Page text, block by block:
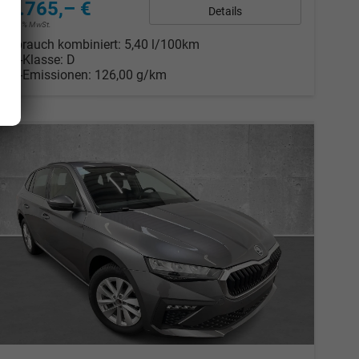
22.765,– €
incl. 19% MwSt.
Details
Verbrauch kombiniert: 5,40 l/100km
-Klasse: D
-Emissionen: 126,00 g/km